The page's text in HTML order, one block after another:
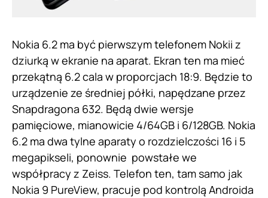
Nokia 6.2 ma być pierwszym telefonem Nokii z
dziurką w ekranie na aparat. Ekran ten ma mieć
przekątną 6.2 cala w proporcjach 18:9. Będzie to
urządzenie ze średniej półki, napędzane przez
Snapdragona 632. Będą dwie wersje
pamięciowe, mianowicie 4/64GB i 6/128GB. Nokia
6.2 ma dwa tylne aparaty o rozdzielczości 16 i 5
megapikseli, ponownie powstałe we
współpracy z Zeiss. Telefon ten, tam samo jak
Nokia 9 PureView, pracuje pod kontrolą Androida